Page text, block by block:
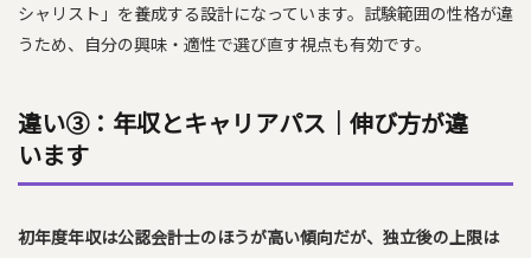
シャリスト」を養成する設計になっています。試験範囲の性格が違
うため、自分の興味・適性で選び直す視点も有効です。
違い③：年収とキャリアパス｜伸び方が違
います
初年度年収は公認会計士のほうが高い傾向だが、独立後の上限は